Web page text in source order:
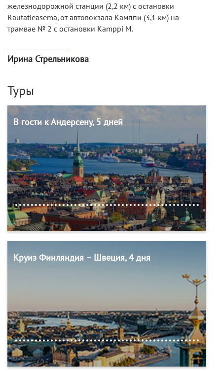
железнодорожной станции (2,2 км) с остановки
Rautatieasema, от автовокзала Камппи (3,1 км) на
трамвае № 2 с остановки Kamppi M.
Ирина Стрельникова
Туры
В гости к Андерсену, 5 дней
Круиз Финляндия – Швеция, 4 дня